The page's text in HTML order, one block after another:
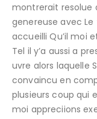
montrerait resolue
genereuse avec
accueilli Qu’il moi
Tel il y’a aussi a
uvre alors laquelle
convaincu en
plusieurs coup qui
moi appreciions